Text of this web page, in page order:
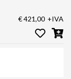
€ 421,00 +IVA